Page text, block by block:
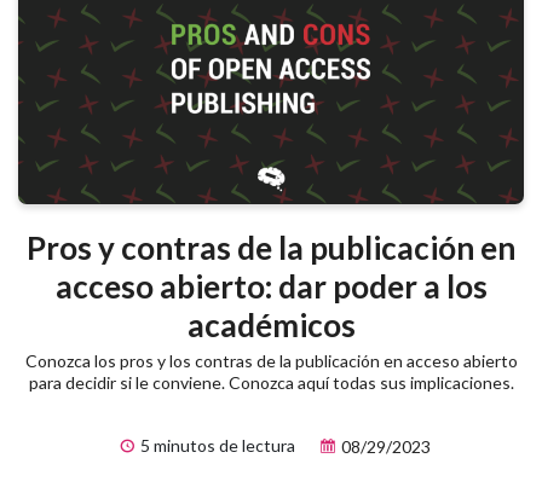
Pros y contras de la publicación en
acceso abierto: dar poder a los
académicos
Conozca los pros y los contras de la publicación en acceso abierto
para decidir si le conviene. Conozca aquí todas sus implicaciones.
5 minutos de lectura 08/29/2023